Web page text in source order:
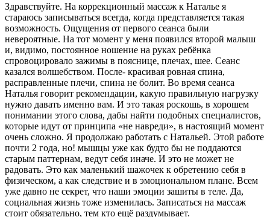
Здравствуйте. На коррекционный массаж к Наталье я
стараюсь записываться всегда, когда представляется такая
возможность. Ощущения от первого сеанса были
невероятные. На тот момент у меня появился второй малыш
и, видимо, постоянное ношение на руках ребёнка
спровоцировало зажимы в пояснице, плечах, шее. Сеанс
казался волшебством. После- красивая ровная спина,
расправленные плечи, спина не болит. Во время сеанса
Наталья говорит рекомендации, какую правильную нагрузку
нужно давать именно вам. И это такая роскошь, в хорошем
понимании этого слова, дабы найти подобных специалистов,
которые идут от принципа «не навреди», в настоящий момент
очень сложно. Я продолжаю работать с Натальей. Этой работе
почти 2 года, но! мышцы уже как будто бы не поддаются
старым паттернам, ведут себя иначе. И это не может не
радовать. Это как маленький шажочек к обретению себя в
физическом, а как следствие и в эмоциональном плане. Всем
уже давно не секрет, что наши эмоции зашиты в теле. Да,
социальная жизнь тоже изменилась. Записаться на массаж
стоит обязательно, тем кто ещё раздумывает.